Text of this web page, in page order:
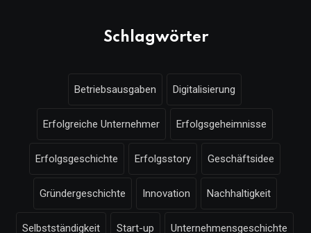
Schlagwörter
Betriebsausgaben Digitalisierung
Erfolgreiche Unternehmer Erfolgsgeheimnisse
Erfolgsgeschichte Erfolgsstory Geschäftsidee
Gründergeschichte Innovation Nachhaltigkeit
Selbstständigkeit Start-up Unternehmensgeschichte